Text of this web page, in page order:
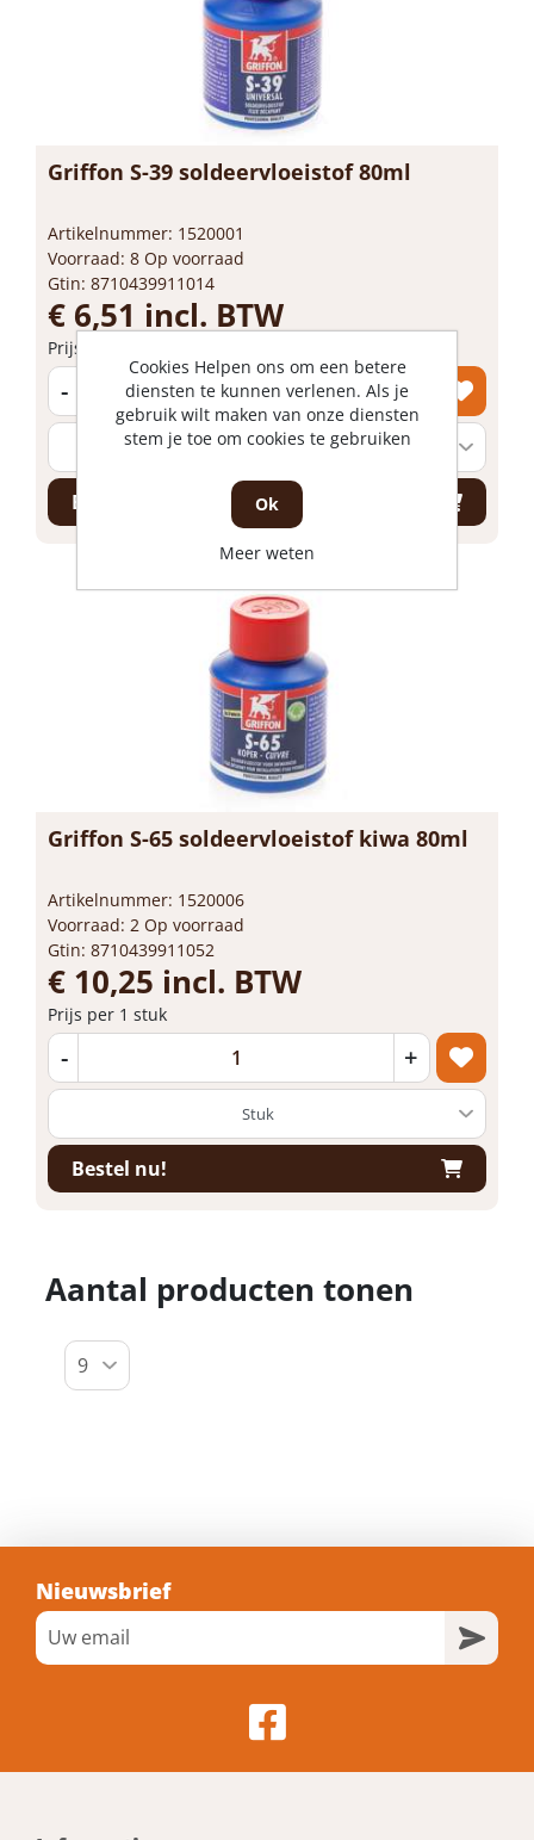
Griffon S-39 soldeervloeistof 80ml
Artikelnummer: 1520001
Voorraad: 8 Op voorraad
Gtin: 8710439911014
€ 6,51 incl. BTW
Prijs per 1 stuk
- +
Bestel nu!
Griffon S-65 soldeervloeistof kiwa 80ml
Artikelnummer: 1520006
Voorraad: 2 Op voorraad
Gtin: 8710439911052
€ 10,25 incl. BTW
Prijs per 1 stuk
- +
Bestel nu!
Aantal producten tonen
Nieuwsbrief
Cookies Helpen ons om een betere
diensten te kunnen verlenen. Als je
gebruik wilt maken van onze diensten
stem je toe om cookies te gebruiken
Ok
Meer weten